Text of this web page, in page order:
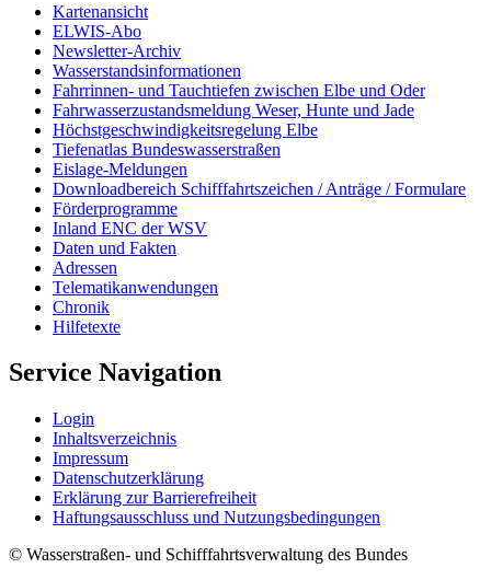
Kartenansicht
ELWIS-Abo
Newsletter-Archiv
Wasserstandsinformationen
Fahrrinnen- und Tauchtiefen zwischen Elbe und Oder
Fahrwasserzustandsmeldung Weser, Hunte und Jade
Höchstgeschwindigkeitsregelung Elbe
Tiefenatlas Bundeswasserstraßen
Eislage-Meldungen
Downloadbereich Schifffahrtszeichen / Anträge / Formulare
Förderprogramme
Inland ENC der WSV
Daten und Fakten
Adressen
Telematikanwendungen
Chronik
Hilfetexte
Service Navigation
Login
Inhaltsverzeichnis
Impressum
Datenschutzerklärung
Erklärung zur Barrierefreiheit
Haftungsausschluss und Nutzungsbedingungen
© Wasserstraßen- und Schifffahrtsverwaltung des Bundes